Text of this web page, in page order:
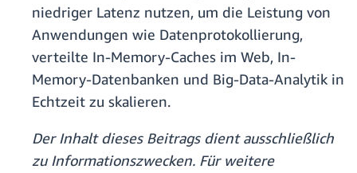
niedriger Latenz nutzen, um die Leistung von
Anwendungen wie Datenprotokollierung,
verteilte In-Memory-Caches im Web, In-
Memory-Datenbanken und Big-Data-Analytik in
Echtzeit zu skalieren.
Der Inhalt dieses Beitrags dient ausschließlich
zu Informationszwecken. Für weitere